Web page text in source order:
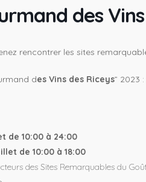
des
rencontrer les sites
des Vins des Riceys” 2023 :
de 10:00 à 24:00
de 10:00 à 18:00
des Sites Remarquables du